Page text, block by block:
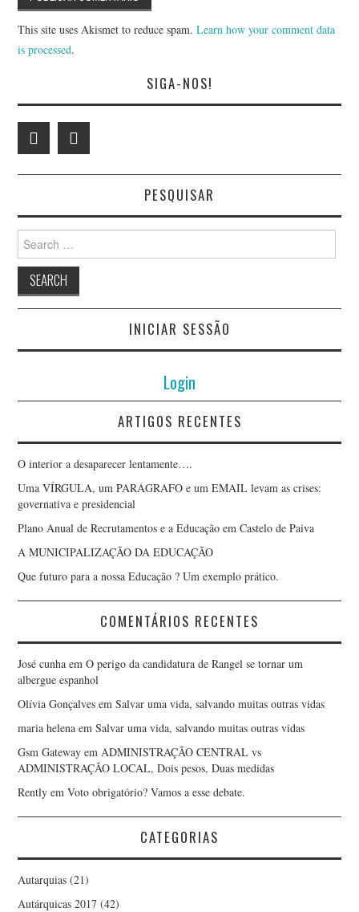
This site uses Akismet to reduce spam.Learn how your comment data
is processed.
SIGA-NOS!
PESQUISAR
Search
for:
INICIAR SESSÃO
Login
ARTIGOS RECENTES
O interior a desaparecer lentamente….
Uma VÍRGULA, um PARÁGRAFO e um EMAIL levam as crises:
governativa e presidencial
Plano Anual de Recrutamentos e a Educação em Castelo de Paiva
A MUNICIPALIZAÇÃO DA EDUCAÇÃO
Que futuro para a nossa Educação ? Um exemplo prático.
COMENTÁRIOS RECENTES
José cunha emO perigo da candidatura de Rangel se tornar um
albergue espanhol
Olívia Gonçalves emSalvar uma vida, salvando muitas outras vidas
maria helena emSalvar uma vida, salvando muitas outras vidas
Gsm Gateway em ADMINISTRAÇÃO CENTRAL vs
ADMINISTRAÇÃO LOCAL, Dois pesos, Duas medidas
Rently emVoto obrigatório? Vamos a esse debate.
CATEGORIAS
Autarquias (21)
Autárquicas 2017 (42)